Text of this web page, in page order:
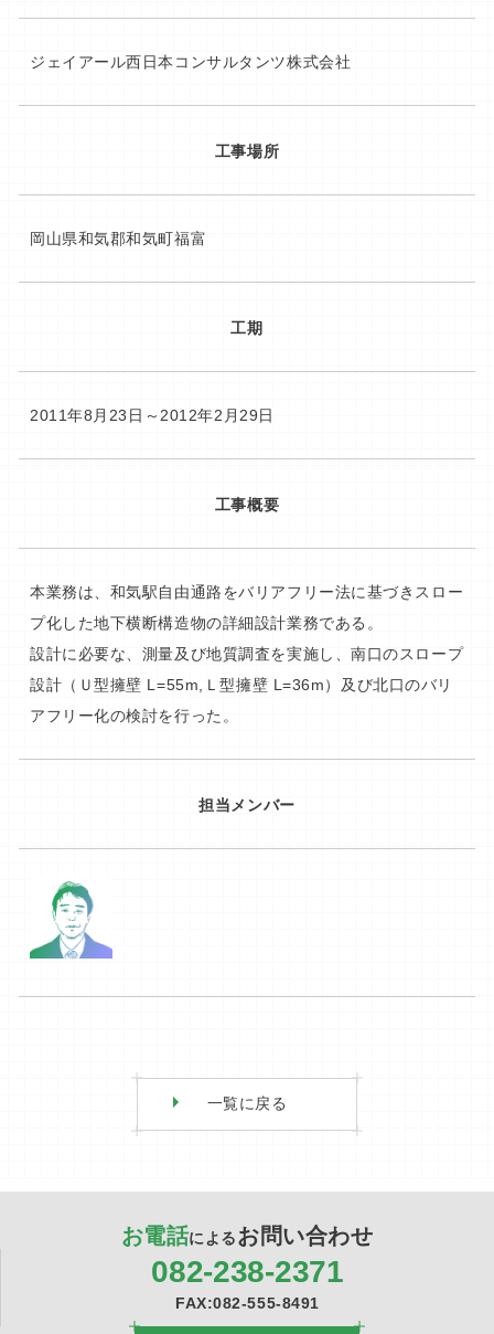
ジェイアール西日本コンサルタンツ株式会社
工事場所
岡山県和気郡和気町福富
工期
2011年8月23日～2012年2月29日
工事概要
本業務は、和気駅自由通路をバリアフリー法に基づきスロー
プ化した地下横断構造物の詳細設計業務である。
設計に必要な、測量及び地質調査を実施し、南口のスロープ
設計（Ｕ型擁壁 L=55m,Ｌ型擁壁 L=36m）及び北口のバリ
アフリー化の検討を行った。
担当メンバー
一覧に戻る
お電話によるお問い合わせ
082-238-2371
FAX:082-555-8491